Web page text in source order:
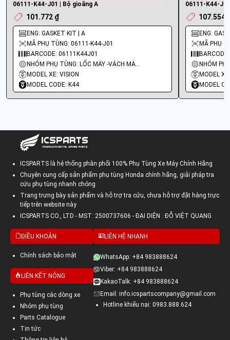
06111-K44-J01 | Bộ gioăng A
101.772 ₫
ENG: GASKET KIT | A
MÃ PHỤ TÙNG: 06111-K44-J01
BARCODE: 06111K44J01
NHÓM PHỤ TÙNG: LỐC MÁY -VÁCH MÁY - GIOĂNG MÁY
MODEL XE: VISION
MODEL CODE: K44
06111-K44-
107.554
ENG:
MÃ PHỤ
MODEL
MODEL
ICSPARTS là hệ thống phân phối 100% Phụ Tùng Xe Máy Chính Hãng
Chuyên cung cấp sản phẩm phụ tùng Honda chính hãng, giải pháp tra
cứu phụ tùng nhanh chóng
Trang trưng bày sản phẩm và hỗ trợ tra cứu, chưa hỗ trợ đặt hàng trực
tiếp trên website này
ICSPARTS CO., LTD - MST: 2500737606 - ĐẠI DIỆN : ĐỖ VIỆT QUANG
ĐIỀU KHOẢN
Chính sách bảo mật
LIÊN KẾT NÓNG
Phụ tùng các dòng xe
Nhóm phụ tùng
Parts Catalogue
Tin tức
LIÊN HỆ NHANH
WhatsApp: +84 983888624
Viber: +84 983888624
KakaoTalk: +84 983888624
Email: info.icspartscompany@gmail.com
Hotline khiếu nại: 0983.888.624